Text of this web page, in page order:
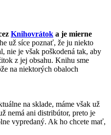
Knihovrátok a je mierne
už síce poznať, že ju niekto
nie je však poškodená tak, aby
z jej obsahu. Knihu sme
na niektorých obaloch
na sklade, máme však už
nemá ani distribútor, preto je
vypredaný. Ak ho chcete mať,